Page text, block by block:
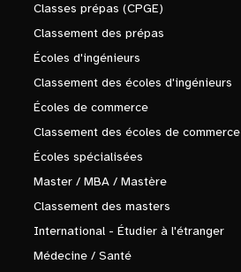
Classes prépas (CPGE)
Classement des prépas
Écoles d'ingénieurs
Classement des écoles d'ingénieurs
Écoles de commerce
Classement des écoles de commerce
Écoles spécialisées
Master / MBA / Mastère
Classement des masters
International - Étudier à l'étranger
Médecine / Santé